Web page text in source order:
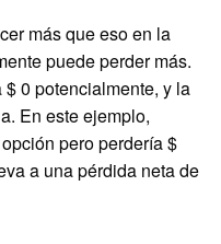
más que eso en la
puede perder más.
0 potencialmente, y la
En este ejemplo,
pero perdería $
a una pérdida neta de